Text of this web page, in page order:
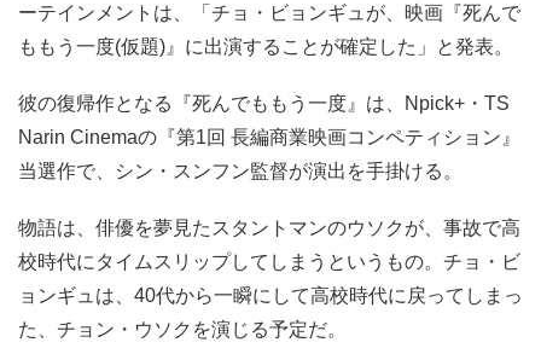
ーテインメントは、「チョ・ビョンギュが、映画『死んで
ももう一度(仮題)』に出演することが確定した」と発表。
彼の復帰作となる『死んでももう一度』は、Npick+・TS
Narin Cinemaの『第1回 長編商業映画コンペティション』
当選作で、シン・スンフン監督が演出を手掛ける。
物語は、俳優を夢見たスタントマンのウソクが、事故で高
校時代にタイムスリップしてしまうというもの。チョ・ビ
ョンギュは、40代から一瞬にして高校時代に戻ってしまっ
た、チョン・ウソクを演じる予定だ。